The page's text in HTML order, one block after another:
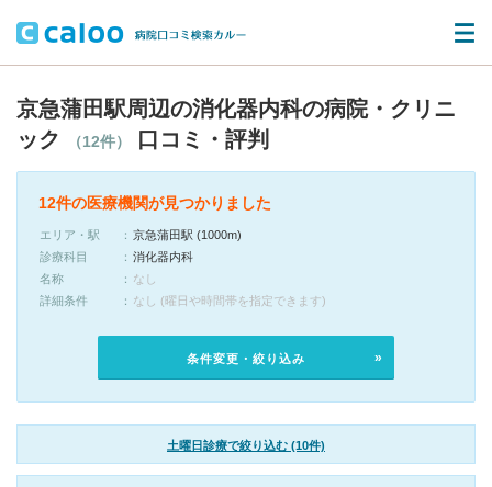
京急蒲田駅周辺の消化器内科の病院・クリニ
ック
（12件） 口コミ・評判
12件の医療機関が見つかりました
エリア・駅
京急蒲田駅 (1000m)
診療科目
消化器内科
名称
なし
詳細条件
なし (曜日や時間帯を指定できます)
条件変更・絞り込み
土曜日診療で絞り込む (10件)